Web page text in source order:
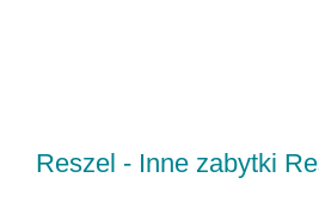
Reszel - Inne zabytki